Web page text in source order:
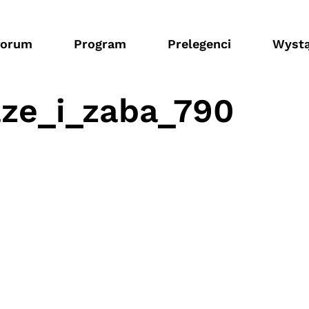
Program Prelegenci